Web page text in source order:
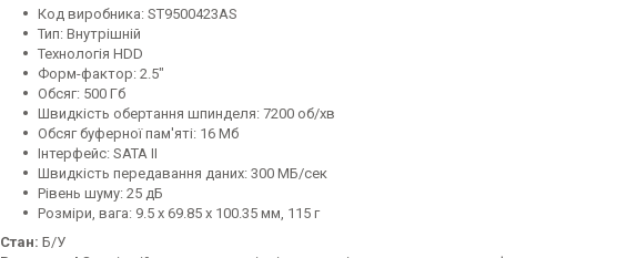
Код виробника: ST9500423AS
Тип: Внутрішній
Технологія HDD
Форм-фактор: 2.5"
Обсяг: 500 Гб
Швидкість обертання шпинделя: 7200 об/хв
Обсяг буферної пам'яті: 16 Мб
Інтерфейс: SATA II
Швидкість передавання даних: 300 МБ/сек
Рівень шуму: 25 дБ
Розміри, вага: 9.5 х 69.85 х 100.35 мм, 115 г
Стан: Б/У